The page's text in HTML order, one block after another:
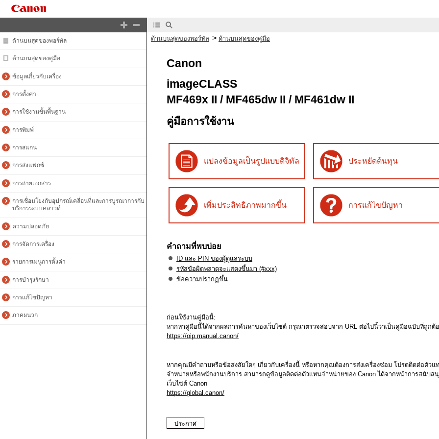
ด้านบนสุดของพอร์ทัล
ด้านบนสุดของคู่มือ
ข้อมูลเกี่ยวกับเครื่อง
การตั้งค่า
การใช้งานขั้นพื้นฐาน
การพิมพ์
การสแกน
การส่งแฟกซ์
การถ่ายเอกสาร
การเชื่อมโยงกับอุปกรณ์เคลื่อนที่และการบูรณาการกับ
บริการระบบคลาวด์
ความปลอดภัย
การจัดการเครื่อง
รายการเมนูการตั้งค่า
การบำรุงรักษา
การแก้ไขปัญหา
ภาคผนวก
ด้านบนสุดของพอร์ทัล > ด้านบนสุดของคู่มือ
Canon
imageCLASS
MF469x II / MF465dw II / MF461dw II
คู่มือการใช้งาน
แปลงข้อมูลเป็นรูปแบบดิจิทัล ประหยัดต้นทุน
เพิ่มประสิทธิภาพมากขึ้น การแก้ไขปัญหา
คำถามที่พบบ่อย
ID และ PIN ของผู้ดูแลระบบ
รหัสข้อผิดพลาดจะแสดงขึ้นมา (#xxx)
ข้อความปรากฏขึ้น
ก่อนใช้งานคู่มือนี้:
หากหาคู่มือนี้ได้จากผลการค้นหาของเว็บไซต์ กรุณาตรวจสอบจาก URL ต่อไปนี้ว่าเป็นคู่มือฉบับที่ถูกต้
https://oip.manual.canon/
หากคุณมีคำถามหรือข้อสงสัยใดๆ เกี่ยวกับเครื่องนี้ หรือหากคุณต้องการส่งเครื่องซ่อม โปรดติดต่อตัวแ
จำหน่ายหรือพนักงานบริการ สามารถดูข้อมูลติดต่อตัวแทนจำหน่ายของ Canon ได้จากหน้าการสนับส
เว็บไซต์ Canon
https://global.canon/
ประกาศ